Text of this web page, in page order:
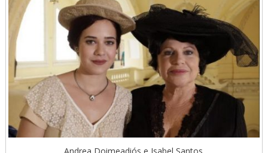
Andrea Doimeadiós e Isabel Santos.